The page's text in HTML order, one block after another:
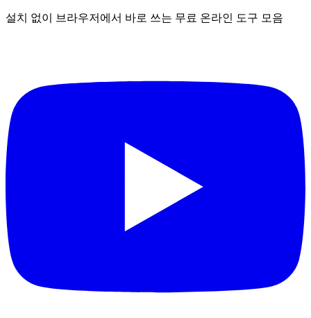
설치 없이 브라우저에서 바로 쓰는 무료 온라인 도구 모음